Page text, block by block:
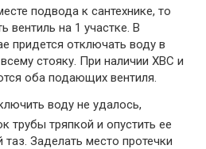
подвода к сантехнике, то
вентиль на 1 участке. В
придется отключать воду в
стояку. При наличии ХВС и
оба подающих вентиля.
воду не удалось,
трубы тряпкой и опустить ее
Заделать место протечки